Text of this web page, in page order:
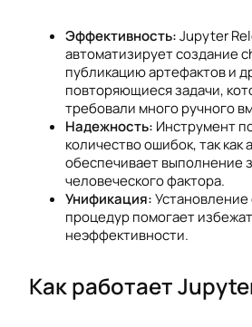
Эффективность:Jupyter
автоматизирует создание
публикацию артефактов и
повторяющиеся задачи,
требовали много ручного
Надежность: Инструмент
количество ошибок, так как
обеспечивает выполнение
человеческого фактора.
Унификация:
процедур помогает
неэффективности.
Как работает